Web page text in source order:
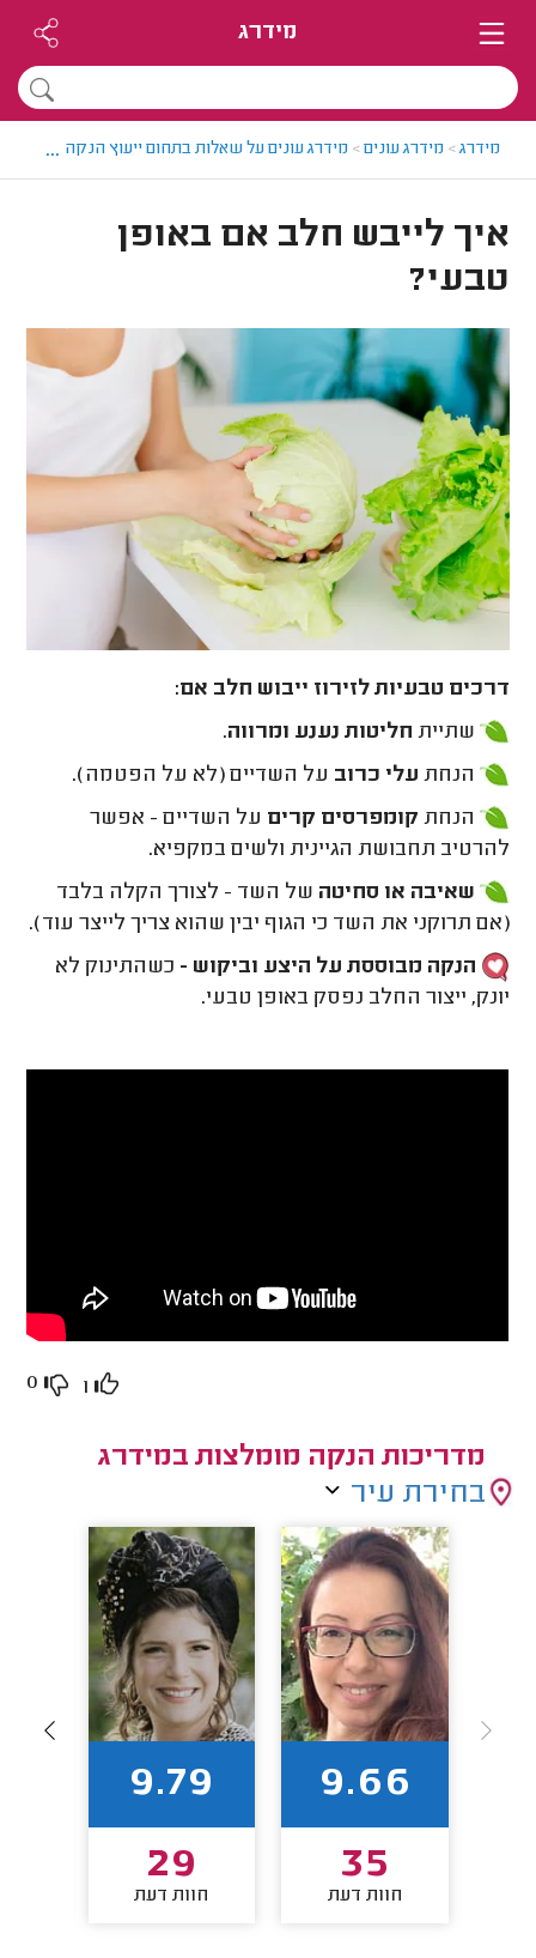
מידרג
מידרג> מידרג עונים> מידרג עונים על שאלות בתחום ייעוץ הנקה >איך...
איך לייבש חלב אם באופן
טבעי?
דרכים טבעיות לזירוז ייבוש חלב אם:
שתיית חליטות נענע ומרווה.
הנחת עלי כרוב על השדיים (לא על הפטמה).
הנחת קומפרסים קרים על השדיים - אפשר
להרטיב תחבושת הגיינית ולשים במקפיא.
שאיבה או סחיטה של השד - לצורך הקלה בלבד
(אם תרוקני את השד כי הגוף יבין שהוא צריך לייצר עוד).
הנקה מבוססת על היצע וביקוש - כשהתינוק לא
יונק, ייצור החלב נפסק באופן טבעי.
1
0
מדריכות הנקה מומלצות במידרג
בחירת עיר
9.66
35
חוות דעת
9.79
29
חוות דעת